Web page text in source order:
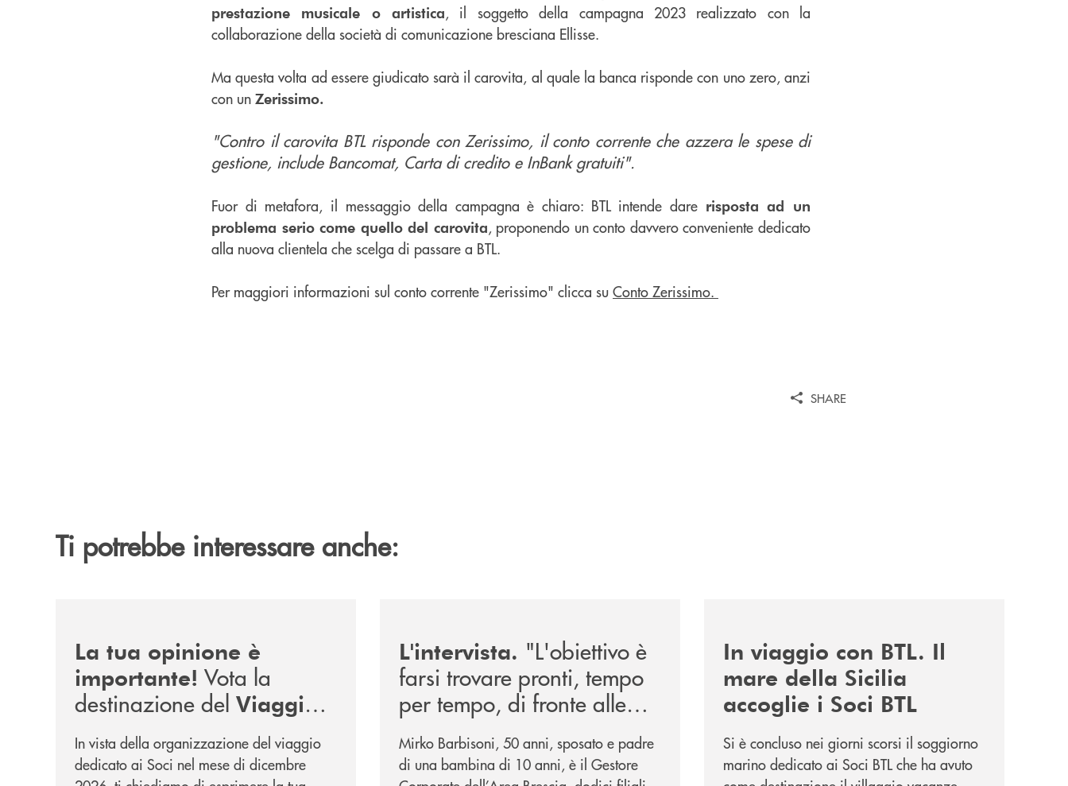
prestazione musicale o artistica, il soggetto della campagna 2023 realizzato con la
collaborazione della società di comunicazione bresciana Ellisse.
Ma questa volta ad essere giudicato sarà il carovita, al quale la banca risponde con uno zero, anzi
con un Zerissimo.
"Contro il carovita BTL risponde con Zerissimo, il conto corrente che azzera le spese di
gestione, include Bancomat, Carta di credito e InBank gratuiti".
Fuor di metafora, il messaggio della campagna è chiaro: BTL intende dare risposta ad un
problema serio come quello del carovita, proponendo un conto davvero conveniente dedicato
alla nuova clientela che scelga di passare a BTL.
Per maggiori informazioni sul conto corrente "Zerissimo" clicca su Conto Zerissimo.
SHARE
Ti potrebbe interessare anche:
La tua opinione è
importante! Vota la
destinazione del Viaggio
Soci di Dicembre 2026
In vista della organizzazione del viaggio
dedicato ai Soci nel mese di dicembre
L'intervista. "L'obiettivo è
farsi trovare pronti, tempo
per tempo, di fronte alle
mutevoli esigenze di un
mercato in evoluzione".
Mirko Barbisoni, 50 anni, sposato e padre
di una bambina di 10 anni, è il Gestore
In viaggio con BTL. Il
mare della Sicilia
accoglie i Soci BTL
Si è concluso nei giorni scorsi il soggiorno
marino dedicato ai Soci BTL che ha avuto